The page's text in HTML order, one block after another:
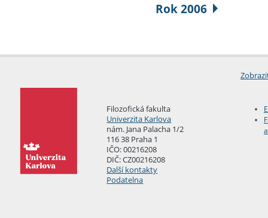
Rok 2006
Filozofická fakulta
Univerzita Karlova
nám. Jana Palacha 1/2
116 38 Praha 1
IČO: 00216208
DIČ: CZ00216208
Další kontakty
Podatelna